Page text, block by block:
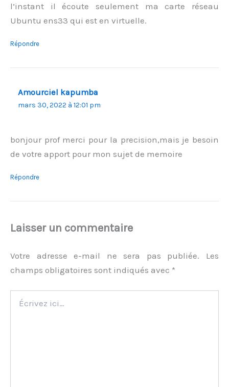
l’instant il écoute seulement ma carte réseau
Ubuntu ens33 qui est en virtuelle.
Répondre
Amourciel kapumba
mars 30, 2022 à 12:01 pm
bonjour prof merci pour la precision,mais je besoin
de votre apport pour mon sujet de memoire
Répondre
Laisser un commentaire
Votre adresse e-mail ne sera pas publiée.
Les
champs obligatoires sont indiqués avec *
ici…